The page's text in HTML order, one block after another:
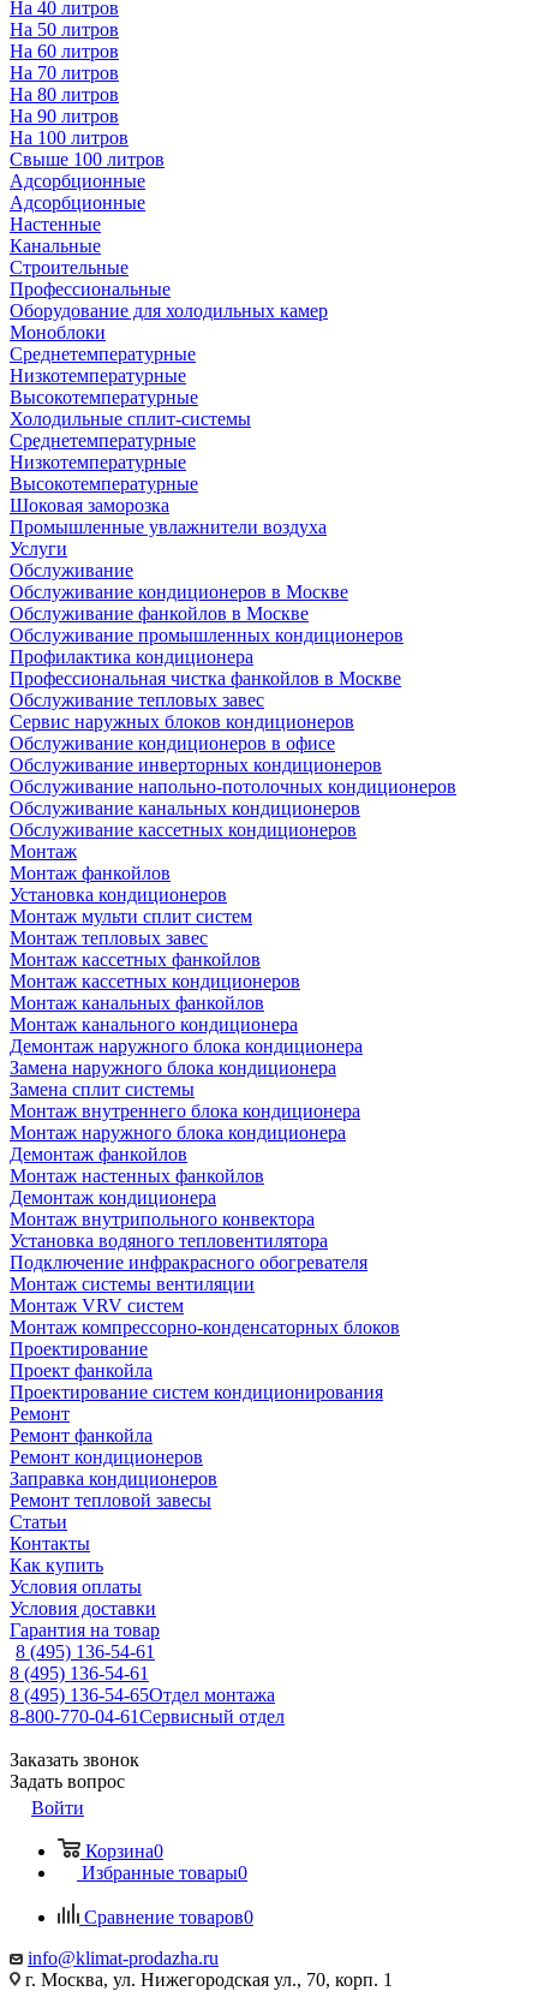
На 40 литров
На 50 литров
На 60 литров
На 70 литров
На 80 литров
На 90 литров
На 100 литров
Свыше 100 литров
Адсорбционные
Адсорбционные
Настенные
Канальные
Строительные
Профессиональные
Оборудование для холодильных камер
Моноблоки
Среднетемпературные
Низкотемпературные
Высокотемпературные
Холодильные сплит-системы
Среднетемпературные
Низкотемпературные
Высокотемпературные
Шоковая заморозка
Промышленные увлажнители воздуха
Услуги
Обслуживание
Обслуживание кондиционеров в Москве
Обслуживание фанкойлов в Москве
Обслуживание промышленных кондиционеров
Профилактика кондиционера
Профессиональная чистка фанкойлов в Москве
Обслуживание тепловых завес
Сервис наружных блоков кондиционеров
Обслуживание кондиционеров в офисе
Обслуживание инверторных кондиционеров
Обслуживание напольно-потолочных кондиционеров
Обслуживание канальных кондиционеров
Обслуживание кассетных кондиционеров
Монтаж
Монтаж фанкойлов
Установка кондиционеров
Монтаж мульти сплит систем
Монтаж тепловых завес
Монтаж кассетных фанкойлов
Монтаж кассетных кондиционеров
Монтаж канальных фанкойлов
Монтаж канального кондиционера
Демонтаж наружного блока кондиционера
Замена наружного блока кондиционера
Замена сплит системы
Монтаж внутреннего блока кондиционера
Монтаж наружного блока кондиционера
Демонтаж фанкойлов
Монтаж настенных фанкойлов
Демонтаж кондиционера
Монтаж внутрипольного конвектора
Установка водяного тепловентилятора
Подключение инфракрасного обогревателя
Монтаж системы вентиляции
Монтаж VRV систем
Монтаж компрессорно-конденсаторных блоков
Проектирование
Проект фанкойла
Проектирование систем кондиционирования
Ремонт
Ремонт фанкойла
Ремонт кондиционеров
Заправка кондиционеров
Ремонт тепловой завесы
Статьи
Контакты
Как купить
Условия оплаты
Условия доставки
Гарантия на товар
8 (495) 136-54-61
8 (495) 136-54-61
8 (495) 136-54-65Отдел монтажа
8-800-770-04-61Сервисный отдел
Заказать звонок
Задать вопрос
Войти
Корзина0
Избранные товары0
Сравнение товаров0
info@klimat-prodazha.ru
г. Москва, ул. Нижегородская ул., 70, корп. 1